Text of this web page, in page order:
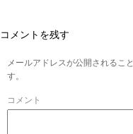
コメントを残す
メールアドレスが公開されるこ
す。
コメント